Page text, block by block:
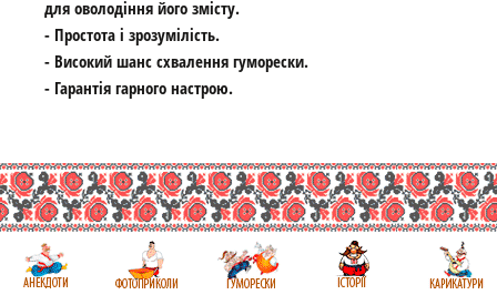
для оволодіння його змісту.
- Простота і зрозумілість.
- Високий шанс схвалення гуморески.
- Гарантія гарного настрою.